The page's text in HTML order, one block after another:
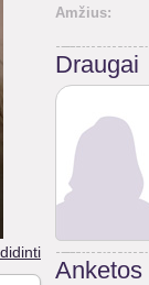
Amžius:
Draugai
Anketos